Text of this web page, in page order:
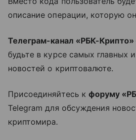
описание операции, которую
Телеграм-канал «РБК-Крипто»
будьте в курсе самых главных
новостей о криптовалюте.
Присоединяйтесь к форуму
Telegram для обсуждения
криптомира.